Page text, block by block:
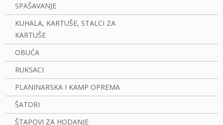
SPAŠAVANJE
KUHALA, KARTUŠE, STALCI ZA
KARTUŠE
OBUĆA
RUKSACI
PLANINARSKA I KAMP OPREMA
ŠATORI
ŠTAPOVI ZA HODANJE